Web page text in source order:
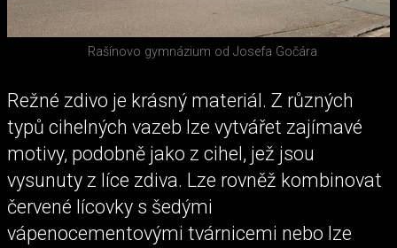
Rašínovo gymnázium od Josefa Gočára
Režné zdivo je krásný materiál. Z různých
typů cihelných vazeb lze vytvářet zajímavé
motivy, podobně jako z cihel, jež jsou
vysunuty z líce zdiva. Lze rovněž kombinovat
červené lícovky s šedými
vápenocementovými tvárnicemi nebo lze